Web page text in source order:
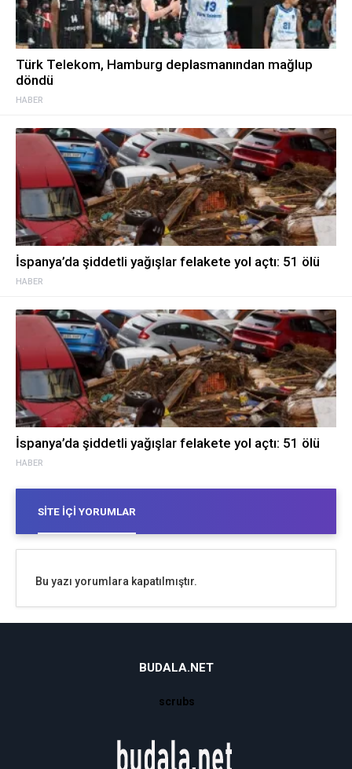
HABER
Türk Telekom, Hamburg deplasmanından mağlup
döndü
HABER
İspanya’da şiddetli yağışlar felakete yol açtı: 51 ölü
HABER
İspanya’da şiddetli yağışlar felakete yol açtı: 51 ölü
SITE İÇI YORUMLAR
Bu yazı yorumlara kapatılmıştır.
BUDALA.NET
scrubs